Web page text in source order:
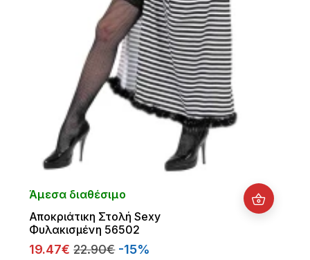
Άμεσα διαθέσιμο
Αποκριάτικη Στολή Sexy
Φυλακισμένη 56502
19.47€ 22.90€ -15%